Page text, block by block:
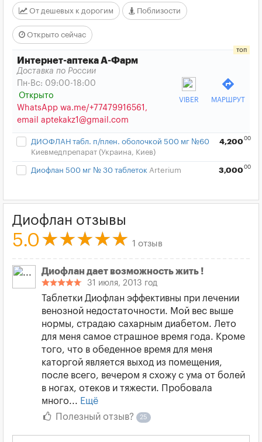
От дешевых к дорогим Поблизости
Открыто сейчас
Интернет-аптека А-Фарм
Доставка по России
Пн-Вс: 09:00-18:00
Открыто
WhatsApp wa.me/+77479916561,
email aptekakz1@gmail.com
VIBER
directions
МАРШРУТ
ДИОФЛАН табл. п/плен. оболочкой 500 мг №60
Киевмедпрепарат (Украина, Киев)
4,200 00
Диофлан 500 мг № 30 таблеток Arterium 3,000 00
Диофлан отзывы
5.0 1 отзыв
Диофлан дает возможность жить !
31 июля, 2013 год
Таблетки Диофлан эффективны при лечении
венозной недостаточности. Мой вес выше
нормы, страдаю сахарным диабетом. Лето
для меня самое страшное время года. Кроме
того, что в обеденное время для меня
каторгой является выход из помещения,
после всего, вечером я схожу с ума от болей
в ногах, отеков и тяжести. Пробовала
много... Ещё
Полезный отзыв?
25